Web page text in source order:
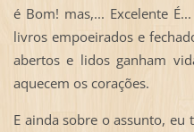
é Bom! mas,... Excelente
livros empoeirados e
abertos e lidos ganham
aquecem os corações.
E ainda sobre o assunto,